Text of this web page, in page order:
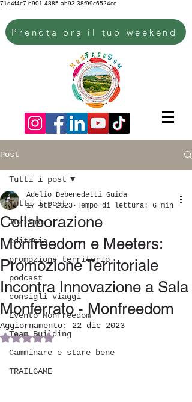
71d4f4c7-b901-4885-ab93-38f99c6524cc
Prenota ora il tuo weekend
Post
Tutti i post
Turismo
editoria
promozione territorio
podcast
consigli viaggi
Evento Monfreedom
Team Building
Camminare e stare bene
TRAILGAME
Tutti i post
Collaborazione
Monfreedom e Meeters:
Promozione Territoriale
Incontra Innovazione a Sala
Monferrato - Monfreedom
Adelio Debenedetti Guida
17 ott 2023 Tempo di lettura: 6 min
Aggiornamento: 22 dic 2023
Valutazione NaN stelle su 5.